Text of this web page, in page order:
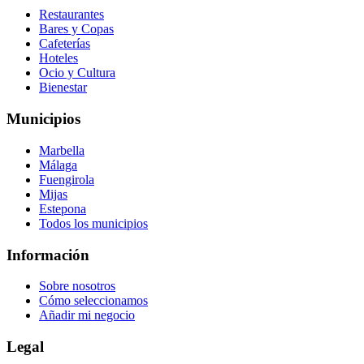
Restaurantes
Bares y Copas
Cafeterías
Hoteles
Ocio y Cultura
Bienestar
Municipios
Marbella
Málaga
Fuengirola
Mijas
Estepona
Todos los municipios
Información
Sobre nosotros
Cómo seleccionamos
Añadir mi negocio
Legal